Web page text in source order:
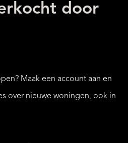
door
Maak een account aan en
over nieuwe woningen, ook in